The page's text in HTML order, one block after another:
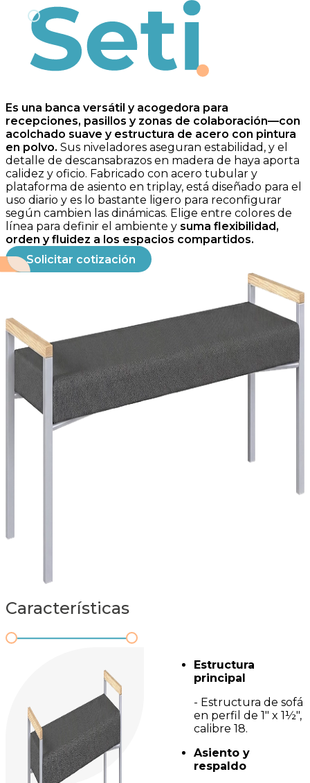
Seti
Es una banca versátil y acogedora para
recepciones, pasillos y zonas de colaboración—con
acolchado suave y estructura de acero con pintura
en polvo. Sus niveladores aseguran estabilidad, y el
detalle de descansabrazos en madera de haya aporta
calidez y oficio. Fabricado con acero tubular y
plataforma de asiento en triplay, está diseñado para el
uso diario y es lo bastante ligero para reconfigurar
según cambien las dinámicas. Elige entre colores de
línea para definir el ambiente y suma flexibilidad,
orden y fluidez a los espacios compartidos.
Solicitar cotización
Características
Estructura
principal
- Estructura de sofá
en perfil de 1" x 1½",
calibre 18.
Asiento y
respaldo